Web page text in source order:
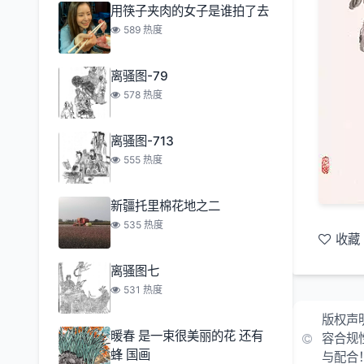
用筷子夹肉的女子是谁拍了去
589 热度
离骚图-79
578 热度
离骚图-713
555 热度
新疆托里棉花地之二
535 热度
离骚图七
531 热度
暖春 是一束很美丽的花 还有
蜂 国画
收藏
版权声
容合规
与配合